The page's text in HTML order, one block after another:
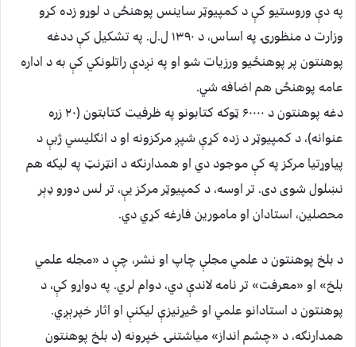
په دې وروستيو کې د کمپيوټر ساينس پوهنځی د لوړو زده کړو
وزارت د منظورۍ په اساس، د ۱۳۹۰ ل.ل. په تشکيل کې ددغه
پوهنتون پر پوهنځيو ورزيات شو او په نږدې راتلونکي کې به د اداره
عامه پوهنځی هم اضافه شي.
دغه پوهنتون د ۶۰۰۰۰ ټوکه کتابونو په ظرفيت کتابتون (۲۰ زره
عنوانه)، د کمپيوټر د زده کړې شپږ مرکزونه او د انګليسي ژبې د
پياوړتيا مرکز په کې موجود دي او همدارنګه د انټرنټ په ليکه هم
نښلول شوی دی. تر اوسه، د کمپيوټر مرکز يې، تر لس دورو ډېر
محصلين، استادان او مامورين فارغه کړي دي.
د بلخ پوهنتون د علمي مجلې چاپ او نشر، چې د «مجله علمي
بلخ» او «معرفت» تر نامه لاندې دي، دوام لري. په دواړو کې، د
پوهنتون د استادانو علمي او څيړنيزې ليکنې او اثار خپرېږي.
همدارنګه، د «چشم انداز» مياشتنۍ خپرونه (د بلخ پوهنتون